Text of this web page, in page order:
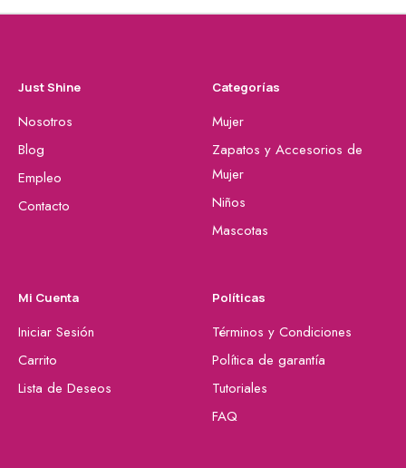
Just Shine
Nosotros
Blog
Empleo
Contacto
Categorías
Mujer
Zapatos y Accesorios de
Mujer
Niños
Mascotas
Mi Cuenta
Iniciar Sesión
Carrito
Lista de Deseos
Políticas
Términos y Condiciones
Política de garantía
Tutoriales
FAQ